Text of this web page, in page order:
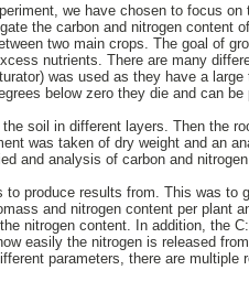
we have chosen to focus on
the carbon and nitrogen content
two main crops. The goal of
nutrients. There are many
was used as they have a large
below zero they die and can be
soil in different layers. Then the
was taken of dry weight and an
and analysis of carbon and
to produce results from. This was to
and nitrogen content per plant
nitrogen content. In addition, the
easily the nitrogen is released
parameters, there are multiple